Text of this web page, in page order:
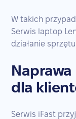
W takich
Serwis laptop
działanie
dla
Serwis iFast